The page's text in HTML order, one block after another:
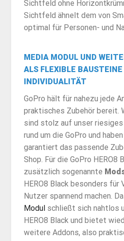
Sichtfeld ohne
Sichtfeld ähnelt dem von
optimal für Personen- und
MEDIA MODUL UND
ALS FLEXIBLE BAUSTEINE
INDIVIDUALITÄT
GoPro hält für nahezu jede
praktisches Zubehör bereit.
sind stolz auf unser riesiges
rund um die GoPro und
garantiert das passende
Shop. Für die GoPro HERO8
zusätzlich sogenannte
HERO8 Black besonders für
Nutzer spannend machen.
Modulschließt sich nahtlos
HERO8 Black und bietet
weitere Addons, also